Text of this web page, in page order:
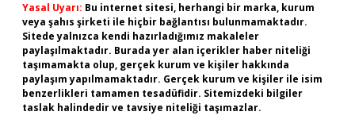
Yasal Uyarı: Bu internet sitesi, herhangi bir marka, kurum
veya şahıs şirketi ile hiçbir bağlantısı bulunmamaktadır.
Sitede yalnızca kendi hazırladığımız makaleler
paylaşılmaktadır. Burada yer alan içerikler haber niteliği
taşımamakta olup, gerçek kurum ve kişiler hakkında
paylaşım yapılmamaktadır. Gerçek kurum ve kişiler ile isim
benzerlikleri tamamen tesadüfidir. Sitemizdeki bilgiler
taslak halindedir ve tavsiye niteliği taşımazlar.